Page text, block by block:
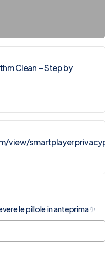
Clean – Step by
view/
le pillole in anteprima ✨